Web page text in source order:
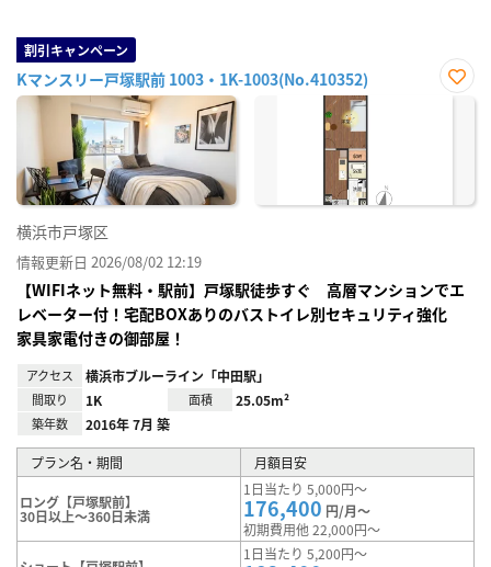
割引キャンペーン
Kマンスリー戸塚駅前 1003・1K-1003(No.410352)
お気
横浜市戸塚区
情報更新日 2026/08/02 12:19
【WIFIネット無料・駅前】戸塚駅徒歩すぐ 高層マンションでエ
レベーター付！宅配BOXありのバストイレ別セキュリティ強化
家具家電付きの御部屋！
アクセス 横浜市ブルーライン「中田駅」
間取り 1K 面積 25.05m²
築年数 2016年 7月 築
プラン名・期間 月額目安
ロング【戸塚駅前】
30日以上～360日未満
1日当たり 5,000円～
176,400 円/月～
初期費用他 22,000円～
1日当たり 5,200円～